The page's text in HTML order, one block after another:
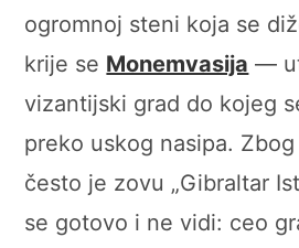
ogromnoj steni koja se
krije se Monemvasija —
vizantijski grad do kojeg
preko uskog nasipa.
često je zovu „Gibraltar
se gotovo i ne vidi: ceo